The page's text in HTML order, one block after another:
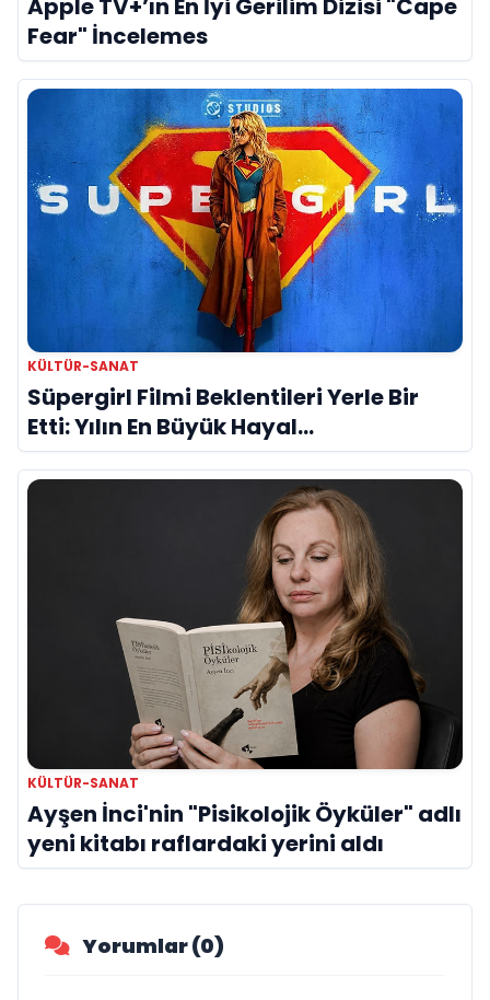
Apple TV+’ın En İyi Gerilim Dizisi "Cape
Fear" İncelemes
KÜLTÜR-SANAT
Süpergirl Filmi Beklentileri Yerle Bir
Etti: Yılın En Büyük Hayal
Kırıklıklarından Biri mi?
KÜLTÜR-SANAT
Ayşen İnci'nin "Pisikolojik Öyküler" adlı
yeni kitabı raflardaki yerini aldı
Yorumlar (0)